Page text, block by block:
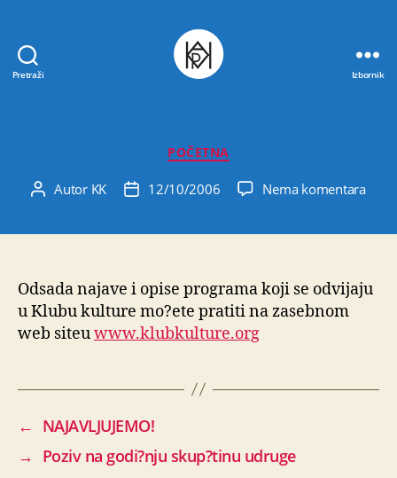
Pretraži Izbornik
Kategorije
POČETNA
AutorAutor KK
Datum
12/10/2006 Nema komentarana
Odsada najave i opise programa koji se odvijaju
u Klubu kulture mo?ete pratiti na zasebnom
web siteuwww.klubkulture.org
← NAJAVLJUJEMO!
→ Poziv na godi?nju skup?tinu udruge